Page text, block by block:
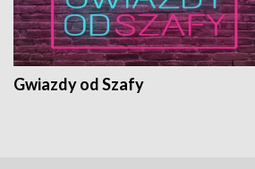
Gwiazdy od Szafy